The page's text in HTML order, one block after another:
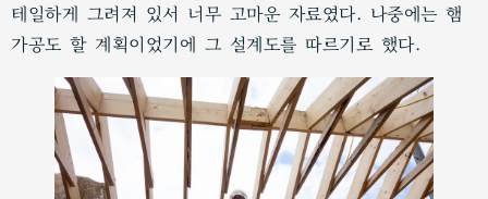
테일하게 그려져 있서 너무 고마운 자료였다. 나중에는 햄
가공도 할 계획이었기에 그 설계도를 따르기로 했다.